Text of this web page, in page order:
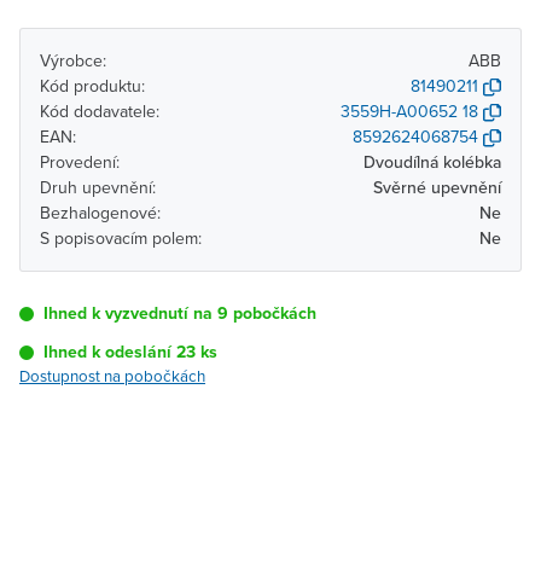
Výrobce:
ABB
Kód produktu:
81490211
Kód dodavatele:
3559H-A00652 18
EAN:
8592624068754
Provedení:
Dvoudílná kolébka
Druh upevnění:
Svěrné upevnění
Bezhalogenové:
Ne
S popisovacím polem:
Ne
Ihned k vyzvednutí na 9 pobočkách
Ihned k odeslání 23 ks
Dostupnost na pobočkách